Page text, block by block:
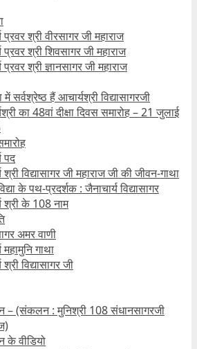
प्रवर श्री वीरसागर जी महाराज
प्रवर श्री शिवसागर जी महाराज
प्रवर श्री ज्ञानसागर जी महाराज
सर्वश्रेष्ठ हैं आचार्यश्री विद्यासागरजी
का 48वां दीक्षा दिवस समारोह – 21 जुलाई
पद
विद्यासागर जी महाराज जी की जीवन-गाथा
के पथ-प्रदर्शक : जैनाचार्य विद्यासागर
श्री के 108 नाम
अमर वाणी
गाथा
विद्यासागर जी
– (संकलन : मुनिश्री 108 संधानसागरजी
के वीडियो